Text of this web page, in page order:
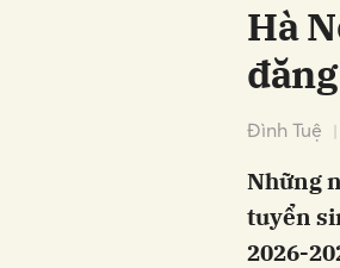
Hà
Đình Tuệ
Những
tuyển
2026-